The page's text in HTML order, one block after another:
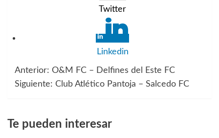
Twitter
Linkedin
Navegación
entradas
Anterior: O&M FC – Delfines del Este FC
Siguiente: Club Atlético Pantoja – Salcedo FC
Te pueden interesar